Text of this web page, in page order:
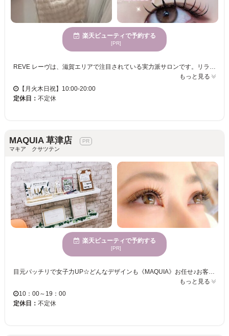
楽天ビューティで予約する
[PR]
REVE レーヴは、滋賀エリアで注目されている実力派サロンです。リラックスできる空間が広がり、ホッと一息つける場所として、訪れるお客様に安らぎの時間を提供しています。年齢を問わず多くのお客様に支持されているのも魅力の一つです。REVE レーヴでは、人気のスタイリストによるデザインで、あなただけの理想的な姿を実現します。特に、マツエクが得意なサロンとして、多くの方にご来店いただいております。お子様連れでも安心して通える環境や、駐車場、クレジットカード払い可能といった充実した設備とサービスをご用意。理想のスタイルを叶えるため、ぜひ足を運んでみてください。
もっと見る
【月火木日祝】10:00-20:00
定休日： 不定休
MAQUIA 草津店
マキア クサツテン
楽天ビューティで予約する
[PR]
もっと見る
10：00～19：00
定休日： 不定休